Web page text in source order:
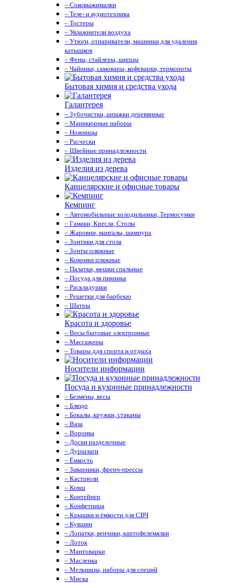
– Соковыжималки
– Теле- и аудиотехника
– Тостеры
– Увлажнители воздуха
– Утюги, отпариватели, машинки для удаления
катышков
– Фены, стайлеры, щипцы
– Чайники, самовары, кофеварки, термопоты
Бытовая химия и средства ухода
Галантерея
– Зубочистки, шпажки деревянные
– Маникюрные наборы
– Ножницы
– Расчески
– Швейные принадлежности
Изделия из дерева
Канцелярские и офисные товары
Кемпинг
– Автомобильные холодильники, Термосумки
– Гамаки, Кресла, Столы
– Жаровни, мангалы, шампура
– Зонтики для стола
– Зонты пляжные
– Коврики пляжные
– Палатки, мешки спальные
– Посуда для пикника
– Раскладушки
– Решетки для барбекю
– Шатры
Красота и здоровье
– Весы бытовые электронные
– Массажеры
– Товары ддя спорта и отдыха
Носители информации
Посуда и кухонные принадлежности
– Безмены, весы
– Блюдо
– Бокалы, кружки, стаканы
– Ваза
– Воронка
– Доски разделочные
– Дуршлаги
– Ёмкость
– Заварники, френч-прессы
– Кастрюли
– Ковш
– Контейнер
– Конфетница
– Крышки и ёмкости для СВЧ
– Кувшин
– Лопатки, венчики, картофелемялки
– Лоток
– Мантоварки
– Масленка
– Мельницы, наборы для специй
– Миска